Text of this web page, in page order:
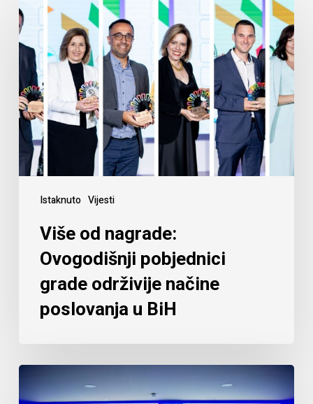
Istaknuto Vijesti
Više od nagrade:
Ovogodišnji pobjednici
grade održivije načine
poslovanja u BiH